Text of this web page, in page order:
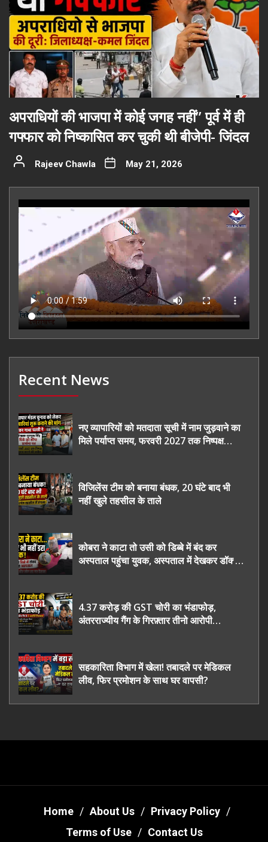
अपराधियों की भाजपा में कोई जगह नहीं” पूर्व में ही
गफ्फार को निष्कासित कर चुकी थी बीजेपी- जिंदल
Rajeev Chawla May 21, 2026
Recent News
नए व्यापारियों को मतदाता सूची में नाम जुड़वाने का
मिले पर्याप्त समय, फरवरी 2027 तक निष्पक्ष
विजिलेंस टीम को बनाया बंधक, 20 घंटे बाद भी
नहीं खुले तहसील के ताले
कोबरा ने काटा तो उसी को डिब्बे में बंद कर
अस्पताल पहुंचा युवक, अस्पताल में देखकर डॉक्टर
4.37 करोड़ की GST चोरी का भंडाफोड़,
अंतरराज्यीय गैंग के गिरफ़्तार तीनो आरोपी
सहकारिता विभाग में खेला! तबादले पर मेडिकल
लीव, फिर प्रमोशन के साथ घर वापसी?
Home About Us
Privacy Policy
Terms of Use
Contact Us